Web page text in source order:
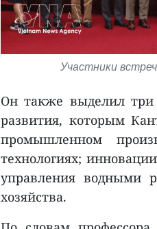
Участники
Он также выделил три
развития, которым
промышленном
технологиях;
управления водными
хозяйства.